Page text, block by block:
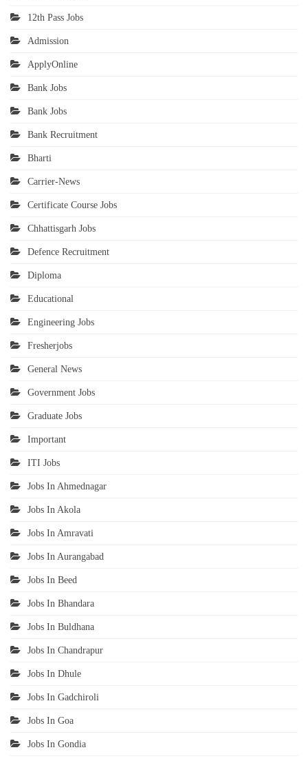
12th Pass Jobs
Admission
ApplyOnline
Bank Jobs
Bank Jobs
Bank Recruitment
Bharti
Carrier-News
Certificate Course Jobs
Chhattisgarh Jobs
Defence Recruitment
Diploma
Educational
Engineering Jobs
Fresherjobs
General News
Government Jobs
Graduate Jobs
Important
ITI Jobs
Jobs In Ahmednagar
Jobs In Akola
Jobs In Amravati
Jobs In Aurangabad
Jobs In Beed
Jobs In Bhandara
Jobs In Buldhana
Jobs In Chandrapur
Jobs In Dhule
Jobs In Gadchiroli
Jobs In Goa
Jobs In Gondia